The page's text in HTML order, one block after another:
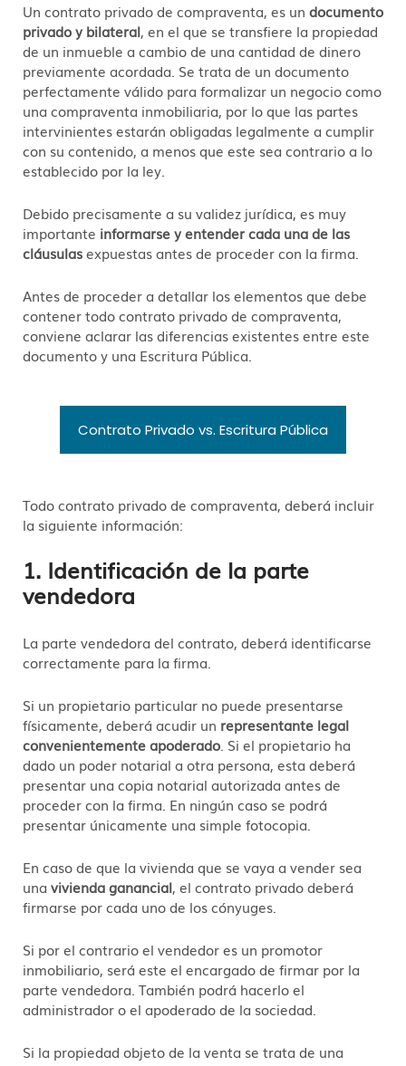
Un contrato privado de compraventa, es un documento
privado y bilateral, en el que se transfiere la propiedad
de un inmueble a cambio de una cantidad de dinero
previamente acordada. Se trata de un documento
perfectamente válido para formalizar un negocio como
una compraventa inmobiliaria, por lo que las partes
intervinientes estarán obligadas legalmente a cumplir
con su contenido, a menos que este sea contrario a lo
establecido por la ley.
Debido precisamente a su validez jurídica, es muy
importante informarse y entender cada una de las
cláusulasexpuestas antes de proceder con la firma.
Antes de proceder a detallar los elementos que debe
contener todo contrato privado de compraventa,
conviene aclarar las diferencias existentes entre este
documento y una Escritura Pública.
Contrato Privado vs. Escritura Pública
Todo contrato privado de compraventa, deberá incluir
la siguiente información:
1. Identificación de la parte
vendedora
La parte vendedora del contrato, deberá identificarse
correctamente para la firma.
Si un propietario particular no puede presentarse
físicamente, deberá acudir un representante legal
convenientemente apoderado . Si el propietario ha
dado un poder notarial a otra persona, esta deberá
presentar una copia notarial autorizada antes de
proceder con la firma. En ningún caso se podrá
presentar únicamente una simple fotocopia.
En caso de que la vivienda que se vaya a vender sea
una vivienda ganancial, el contrato privado deberá
firmarse por cada uno de los cónyuges.
Si por el contrario el vendedor es un promotor
inmobiliario, será este el encargado de firmar por la
parte vendedora. También podrá hacerlo el
administrador o el apoderado de la sociedad.
Si la propiedad objeto de la venta se trata de una